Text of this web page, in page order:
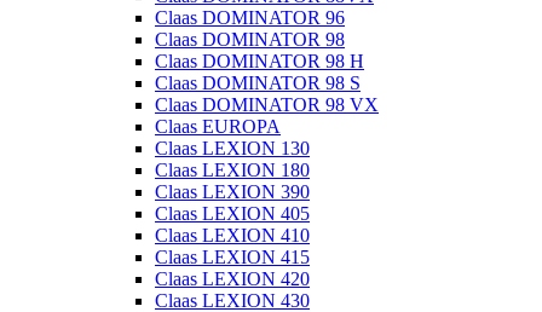
Claas DOMINATOR 96
Claas DOMINATOR 98
Claas DOMINATOR 98 H
Claas DOMINATOR 98 S
Claas DOMINATOR 98 VX
Claas EUROPA
Claas LEXION 130
Claas LEXION 180
Claas LEXION 390
Claas LEXION 405
Claas LEXION 410
Claas LEXION 415
Claas LEXION 420
Claas LEXION 430